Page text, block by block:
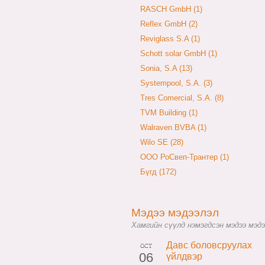
RASCH GmbH (1)
Reflex GmbH (2)
Reviglass S.A (1)
Schott solar GmbH (1)
Sonia, S.A (13)
Systempool, S.A. (3)
Tres Comercial, S.A. (8)
TVM Building (1)
Walraven BVBA (1)
Wilo SE (28)
ООО РоСвеп-Трантер (1)
Бүгд (172)
Мэдээ мэдээлэл
Хамгийн сүүлд нэмэгдсэн мэдээ
OCT
06
Давс боловсруулах
үйлдвэр